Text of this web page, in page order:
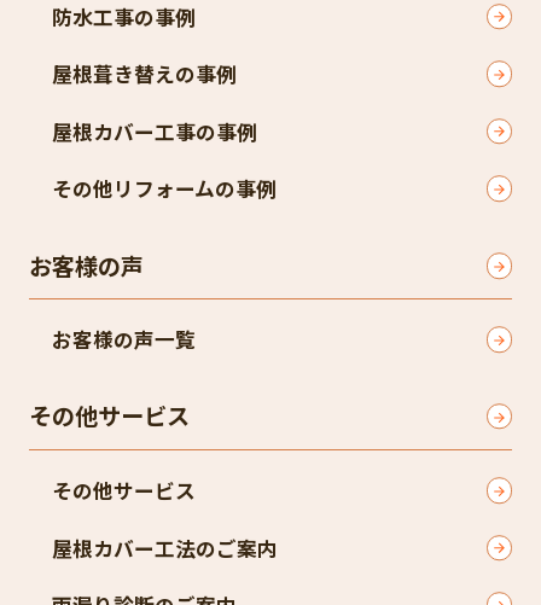
防水工事の事例
屋根葺き替えの事例
屋根カバー工事の事例
その他リフォームの事例
お客様の声
お客様の声一覧
その他サービス
その他サービス
屋根カバー工法のご案内